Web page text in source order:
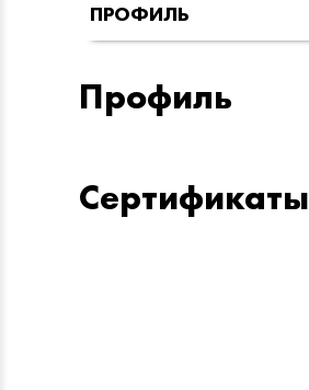
ПРОФИЛЬ
Профиль
Сертификаты